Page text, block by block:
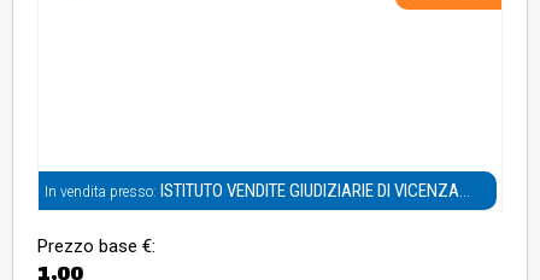
In vendita presso: ISTITUTO VENDITE GIUDIZIARIE DI VICENZA
S.R.L
Prezzo base €:
1,00